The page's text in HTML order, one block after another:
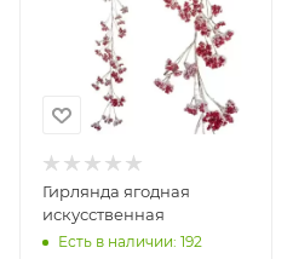
Гирлянда ягодная
искусственная
Есть в наличии: 192